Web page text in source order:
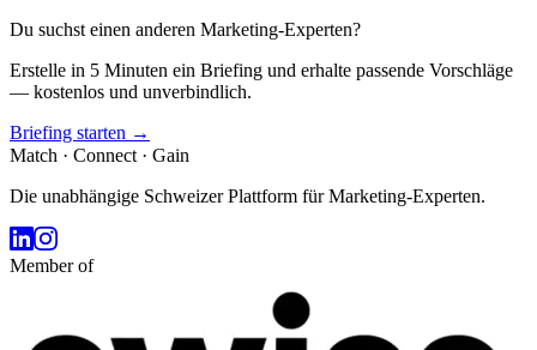
Du suchst einen anderen Marketing-Experten?
Erstelle in 5 Minuten ein Briefing und erhalte passende Vorschläge
— kostenlos und unverbindlich.
Briefing starten →
Match · Connect · Gain
Die unabhängige Schweizer Plattform für Marketing-Experten.
Member of